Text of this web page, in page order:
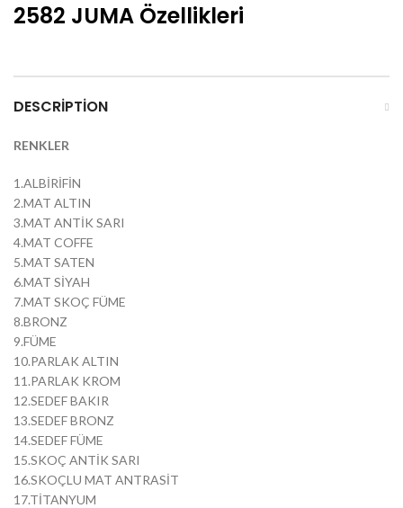
2582 JUMA Özellikleri
DESCRIPTION
RENKLER
1.ALBİRİFİN
2.MAT ALTIN
3.MAT ANTİK SARI
4.MAT COFFE
5.MAT SATEN
6.MAT SİYAH
7.MAT SKOÇ FÜME
8.BRONZ
9.FÜME
10.PARLAK ALTIN
11.PARLAK KROM
12.SEDEF BAKIR
13.SEDEF BRONZ
14.SEDEF FÜME
15.SKOÇ ANTİK SARI
16.SKOÇLU MAT ANTRASİT
17.TİTANYUM